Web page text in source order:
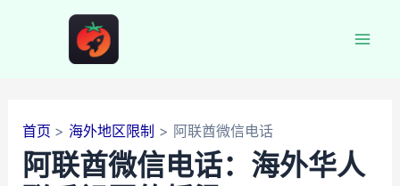
首页 海外地区限制 阿联酋微信电话
阿联酋微信电话：海外华人